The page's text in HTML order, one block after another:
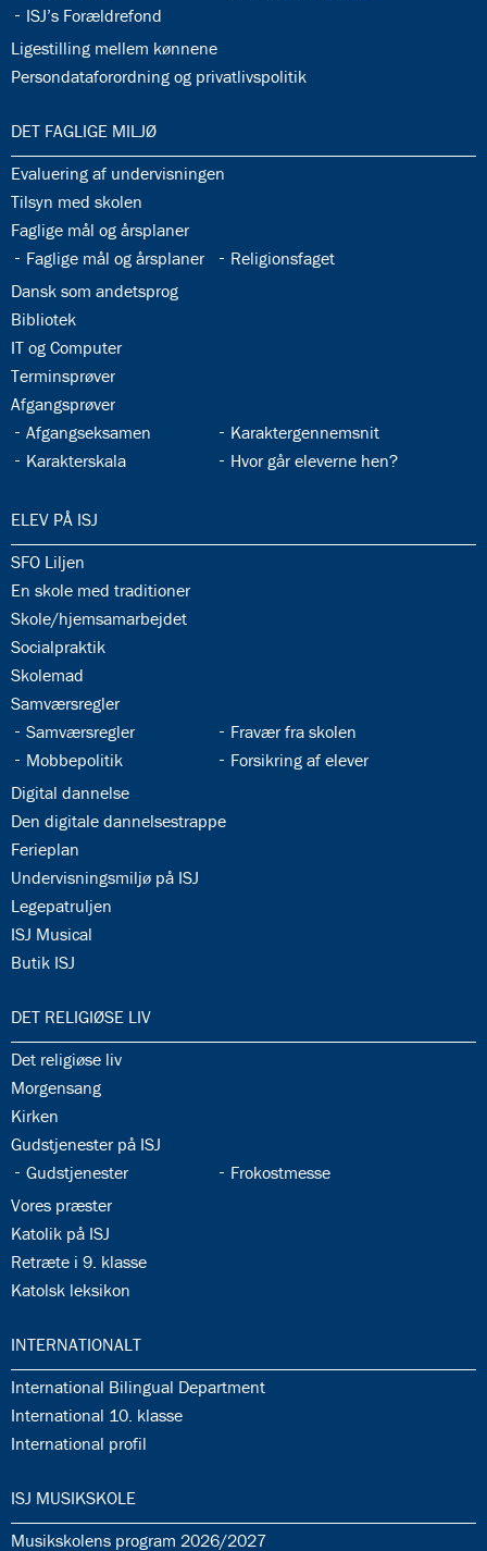
32.35:
ISJ’s Forældrefond
32.36:
Ligestilling mellem kønnene
32.37:
Persondataforordning og privatlivspolitik
33.0:
DET FAGLIGE MILJØ
33.1:
Evaluering af undervisningen
33.2:
Tilsyn med skolen
33.3:
Faglige mål og årsplaner
33.4:
Faglige mål og årsplaner 33.5:
Religionsfaget
33.6:
Dansk som andetsprog
33.7:
Bibliotek
33.8:
IT og Computer
33.9:
Terminsprøver
33.10:
Afgangsprøver
33.11:
Afgangseksamen 33.12:
Karaktergennemsnit
33.13:
Karakterskala 33.14:
Hvor går eleverne hen?
34.0:
ELEV PÅ ISJ
34.1:
SFO Liljen
34.2:
En skole med traditioner
34.3:
Skole/hjemsamarbejdet
34.4:
Socialpraktik
34.5:
Skolemad
34.6:
Samværsregler
34.7:
Samværsregler 34.8:
Fravær fra skolen
34.9:
Mobbepolitik 34.10:
Forsikring af elever
34.11:
Digital dannelse
34.12:
Den digitale dannelsestrappe
34.13:
Ferieplan
34.14:
Undervisningsmiljø på ISJ
34.15:
Legepatruljen
34.16:
ISJ Musical
34.17:
Butik ISJ
35.0:
DET RELIGIØSE LIV
35.1:
Det religiøse liv
35.2:
Morgensang
35.3:
Kirken
35.4:
Gudstjenester på ISJ
35.5:
Gudstjenester 35.6:
Frokostmesse
35.7:
Vores præster
35.8:
Katolik på ISJ
35.9:
Retræte i 9. klasse
35.10:
Katolsk leksikon
36.0:
INTERNATIONALT
36.1:
International Bilingual Department
36.2:
International 10. klasse
36.3:
International profil
37.0:
ISJ MUSIKSKOLE
37.1:
Musikskolens program 2026/2027